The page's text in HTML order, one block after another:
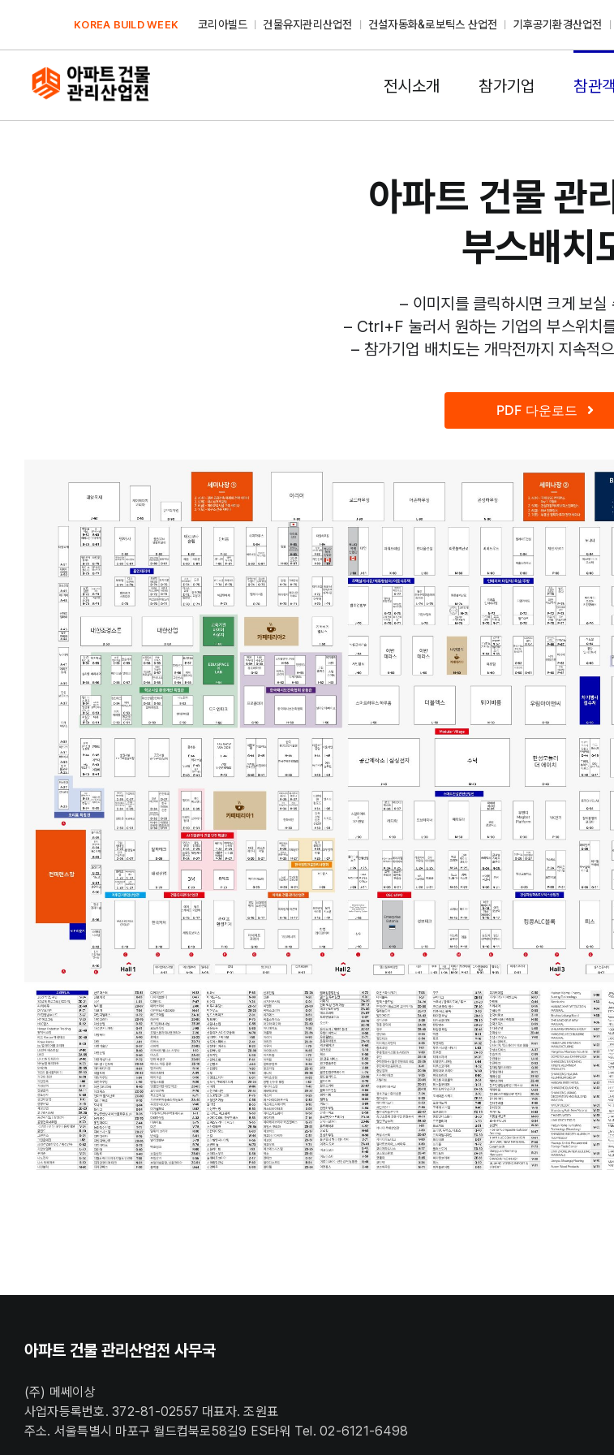
content
KOREA BUILD WEEK 코리아빌드 건물유지관리산업전 건설자동화&로보틱스 산업전 기후공기환경산업전
전시소개 참가기업 참관객
아파트 건물 관
부스배치
– 이미지를 클릭하시면 크게 보실
– Ctrl+F 눌러서 원하는 기업의 부스위치
– 참가기업 배치도는 개막전까지 지속적
PDF 다운로드
아파트 건물 관리산업전 사무국
(주) 메쎄이상
사업자등록번호. 372-81-02557 대표자. 조원표
주소. 서울특별시 마포구 월드컵북로58길9 ES타워 Tel. 02-6121-6498